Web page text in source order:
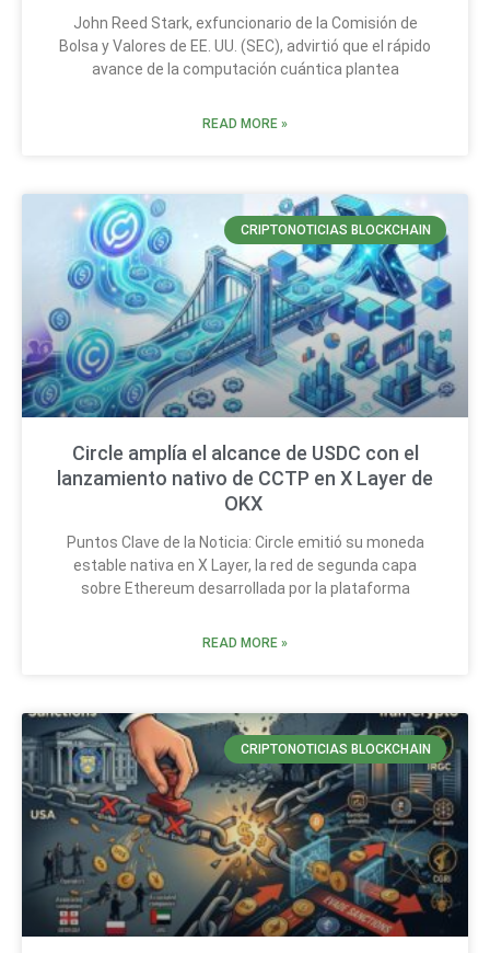
John Reed Stark, exfuncionario de la Comisión de
Bolsa y Valores de EE. UU. (SEC), advirtió que el rápido
avance de la computación cuántica plantea
READ MORE »
CRIPTONOTICIAS BLOCKCHAIN
Circle amplía el alcance de USDC con el
lanzamiento nativo de CCTP en X Layer de
OKX
Puntos Clave de la Noticia: Circle emitió su moneda
estable nativa en X Layer, la red de segunda capa
sobre Ethereum desarrollada por la plataforma
READ MORE »
CRIPTONOTICIAS BLOCKCHAIN